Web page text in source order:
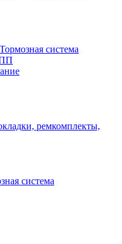
система
ремкомплекты,
система